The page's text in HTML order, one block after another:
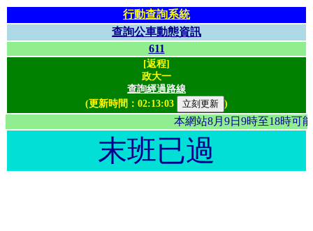
行動查詢系統
查詢公車動態資訊
611
[返程]
政大一
查詢經過路線
(更新時間： 02:13:03 )
本網站8月9日9時至18
末班已過